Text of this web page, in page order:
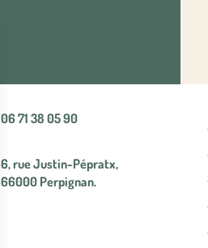
06 71 38 05 90
6, rue Justin-Pépratx,
66000 Perpignan.